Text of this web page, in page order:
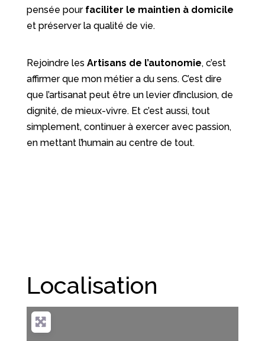
pensée pour faciliter le maintien à domicile
et préserver la qualité de vie.
Rejoindre les Artisans de l’autonomie, c’est
affirmer que mon métier a du sens. C’est dire
que l’artisanat peut être un levier d’inclusion, de
dignité, de mieux-vivre. Et c’est aussi, tout
simplement, continuer à exercer avec passion,
en mettant l’humain au centre de tout.
Localisation